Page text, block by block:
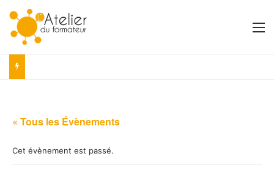
« Tous les Évènements
Cet évènement est passé.